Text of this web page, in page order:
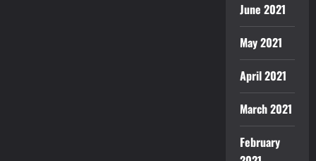
June 2021
May 2021
April 2021
March 2021
February